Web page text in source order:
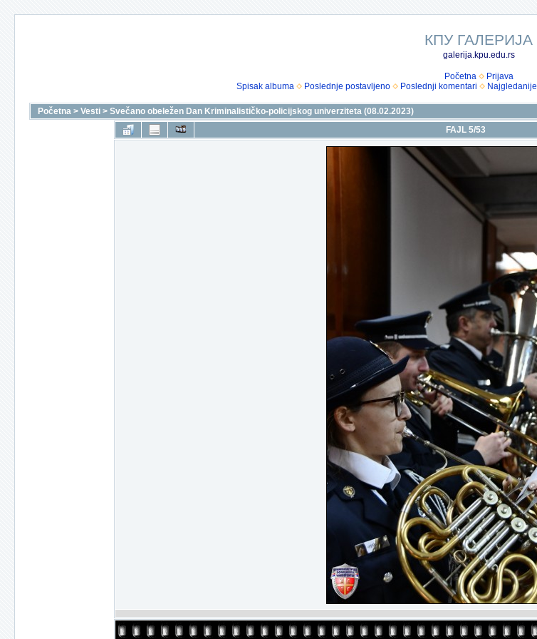
КПУ ГАЛЕРИЈА
galerija.kpu.edu.rs
Početna
Prijava
Spisak albuma
Poslednje postavljeno Poslednji komentari Najgledanije
Početna > Vesti > Svečano obeležen Dan Kriminalističko-policijskog univerziteta (08.02.2023)
FAJL 5/53